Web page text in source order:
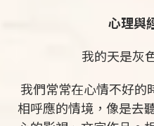
心理與
我的天是灰
我們常常在心情不好的
相呼應的情境，像是去